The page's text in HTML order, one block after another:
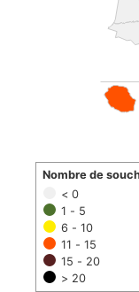
< 0
1 - 5
6 - 10
11 - 15
15 - 20
> 20
Nombre de